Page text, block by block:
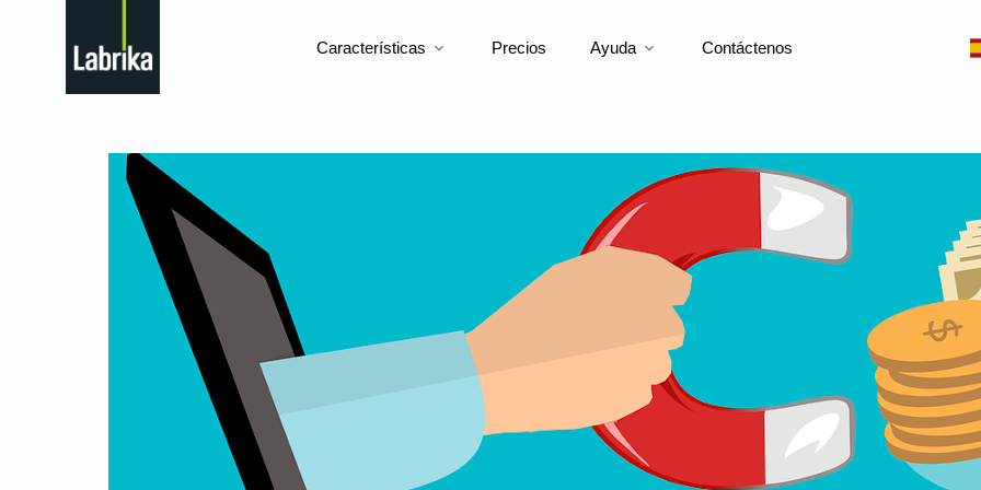
Características expand_more Precios Ayuda expand_more Contáctenos